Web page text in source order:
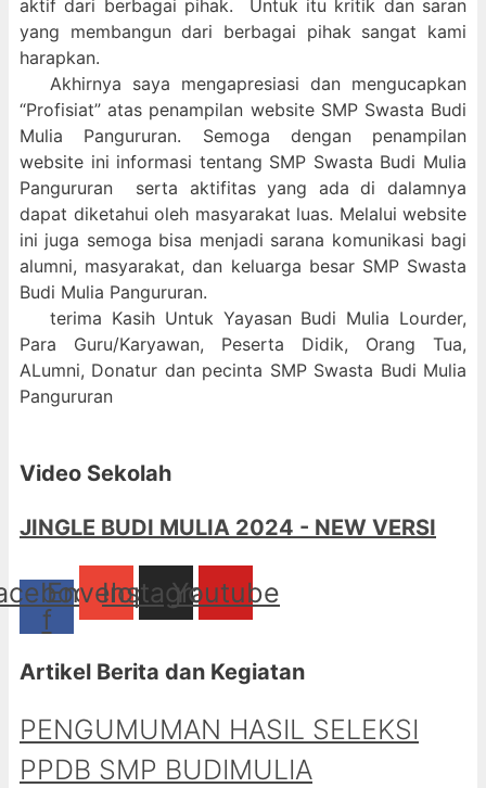
aktif dari berbagai pihak. Untuk itu kritik dan saran
yang membangun dari berbagai pihak sangat kami
harapkan.
Akhirnya saya mengapresiasi dan mengucapkan
“Profisiat” atas penampilan website SMP Swasta Budi
Mulia Pangururan. Semoga dengan penampilan
website ini informasi tentang SMP Swasta Budi Mulia
Pangururan serta aktifitas yang ada di dalamnya
dapat diketahui oleh masyarakat luas. Melalui website
ini juga semoga bisa menjadi sarana komunikasi bagi
alumni, masyarakat, dan keluarga besar SMP Swasta
Budi Mulia Pangururan.
terima Kasih Untuk Yayasan Budi Mulia Lourder,
Para Guru/Karyawan, Peserta Didik, Orang Tua,
ALumni, Donatur dan pecinta SMP Swasta Budi Mulia
Pangururan
Video Sekolah
JINGLE BUDI MULIA 2024 - NEW VERSI
f
Envelope
Instagram
Youtube
Artikel Berita dan Kegiatan
PENGUMUMAN HASIL SELEKSI
PPDB SMP BUDIMULIA